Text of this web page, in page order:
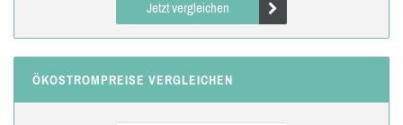
Jetzt vergleichen
ÖKOSTROMPREISE VERGLEICHEN